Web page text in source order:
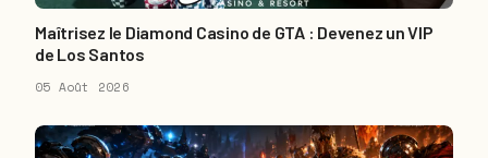
Maîtrisez le Diamond Casino de GTA : Devenez un VIP
de Los Santos
05 Août 2026